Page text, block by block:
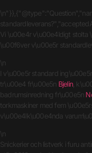
Vi \u00e4r v\u00e4ldigt stolta
\u00f6ver v\u00e5r
\n
I v\u00e5r standard
tr\u00e4 fr\u00e5n Bjelin,
badrumsinredning fr\u00e5n
torkmaskiner med fem
v\u00e4lk\u00e4nda
\n
Snickerier och listverk i furu